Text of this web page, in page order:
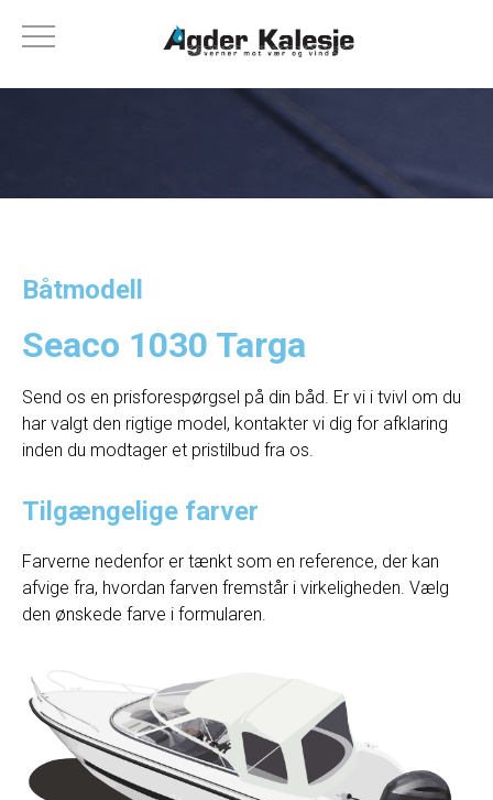
Båtmodell
Seaco 1030 Targa
Send os en prisforespørgsel på din båd. Er vi i tvivl om du
har valgt den rigtige model, kontakter vi dig for afklaring
inden du modtager et pristilbud fra os.
Tilgængelige farver
Farverne nedenfor er tænkt som en reference, der kan
afvige fra, hvordan farven fremstår i virkeligheden. Vælg
den ønskede farve i formularen.